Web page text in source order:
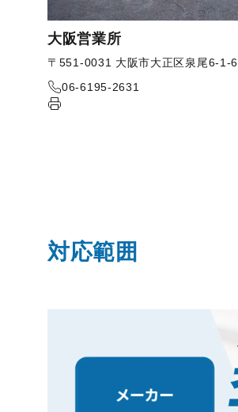
大阪営業所
〒551-0031 大阪市大正区泉尾6-1-6
06-6195-2631
対応範囲